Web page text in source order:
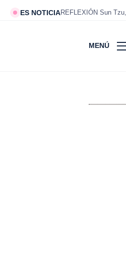
ES NOTICIAREFLEXIÓN Sun
MENÚ